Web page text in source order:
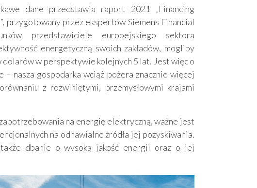
dane przedstawia raport 2021 „Financing
przygotowany przez ekspertów Siemens Financial
przedstawiciele europejskiego sektora
energetyczną swoich zakładów, mogliby
dolarów w perspektywie kolejnych 5 lat. Jest więc o
– nasza gospodarka wciąż pożera znacznie więcej
z rozwiniętymi, przemysłowymi krajami
na energię elektryczną, ważne jest
na odnawialne źródła jej pozyskiwania.
dbanie o wysoką jakość energii oraz o jej